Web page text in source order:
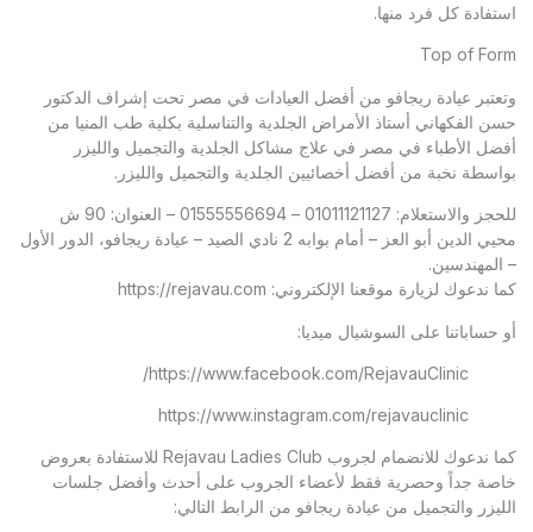
استفادة كل فرد منها.
Top of Form
وتعتبر عيادة ريجافو من أفضل العيادات في مصر تحت إشراف الدكتور
حسن الفكهاني أستاذ الأمراض الجلدية والتناسلية بكلية طب المنيا من
أفضل الأطباء في مصر في علاج مشاكل الجلدية والتجميل والليزر
بواسطة نخبة من أفضل أخصائيين الجلدية والتجميل والليزر.
للحجز والاستعلام: 01011121127 – 01555556694 – العنوان: 90 ش
محيي الدين أبو العز – أمام بوابه 2 نادي الصيد – عيادة ريجافو، الدور الأول
– المهندسين.
كما ندعوك لزيارة موقعنا الإلكتروني: https://rejavau.com
أو حساباتنا على السوشيال ميديا:
https://www.facebook.com/RejavauClinic/
https://www.instagram.com/rejavauclinic
كما ندعوك للانضمام لجروب Rejavau Ladies Club للاستفادة بعروض
خاصة جداً وحصرية فقط لأعضاء الجروب على أحدث وأفضل جلسات
الليزر والتجميل من عيادة ريجافو من الرابط التالي: